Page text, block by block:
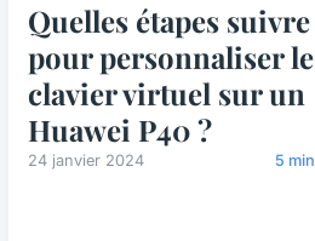
Quelles étapes suivre
pour personnaliser le
clavier virtuel sur un
Huawei P40 ?
24 janvier 2024 5 min